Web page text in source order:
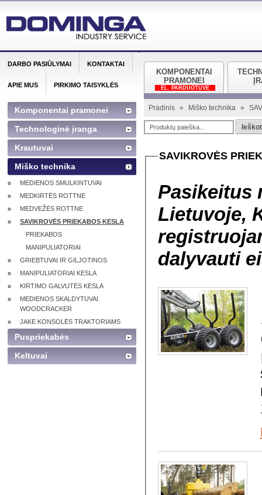
KOMPONENTAI
PRAMONEI
EL. PARDUOTUVĖ
Pradinis » Miško technika »
SAVIKROVĖS
Pasikeitus
Lietuvoje,
dalyvauti
DARBO PASIŪLYMAI KONTAKTAI
APIE MUS PIRKIMO TAISYKLĖS
Komponentai pramonei
Technologinė įranga
Krautuvai
Miško technika
MEDIENOS SMULKINTUVAI
MEDKIRTĖS ROTTNE
MEDVEŽĖS ROTTNE
SAVIKROVĖS PRIEKABOS KESLA
PRIEKABOS
MANIPULIATORIAI
GRIEBTUVAI IR GILJOTINOS
MANIPULIATORIAI KESLA
KIRTIMO GALVUTĖS KESLA
MEDIENOS SKALDYTUVAI
WOODCRACKER
JAKE KONSOLĖS TRAKTORIAMS
Puspriekabės
Keltuvai